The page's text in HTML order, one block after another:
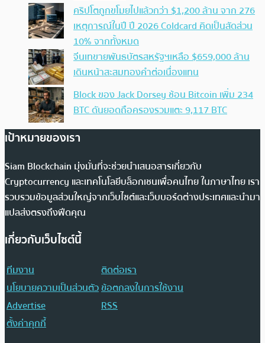
คริปโตถูกขโมยไปแล้วกว่า $1,200 ล้าน จาก 276
เหตุการณ์ในปี ปี 2026 Coldcard คิดเป็นสัดส่วน
10% จากทั้งหมด
จีนเทขายพันธบัตรสหรัฐฯเหลือ $659,000 ล้าน
เดินหน้าสะสมทองคำต่อเนื่องแทน
Block ของ Jack Dorsey ช้อน Bitcoin เพิ่ม 234
BTC ดันยอดถือครองรวมแตะ 9,117 BTC
เป้าหมายของเรา
Siam Blockchain มุ่งมั่นที่จะช่วยนำเสนอสารเกี่ยวกับ
Cryptocurrency และเทคโนโลยีบล็อกเชนเพื่อคนไทย ในภาษาไทย เรา
รวบรวมข้อมูลส่วนใหญ่จากเว็บไซต์และเว็บบอร์ดต่างประเทศและนำมา
แปลส่งตรงถึงฟีดคุณ
เกี่ยวกับเว็บไซต์นี้
ทีมงาน
ติดต่อเรา
นโยบายความเป็นส่วนตัวข้อตกลงในการใช้งาน
Advertise
RSS
ตั้งค่าคุกกี้